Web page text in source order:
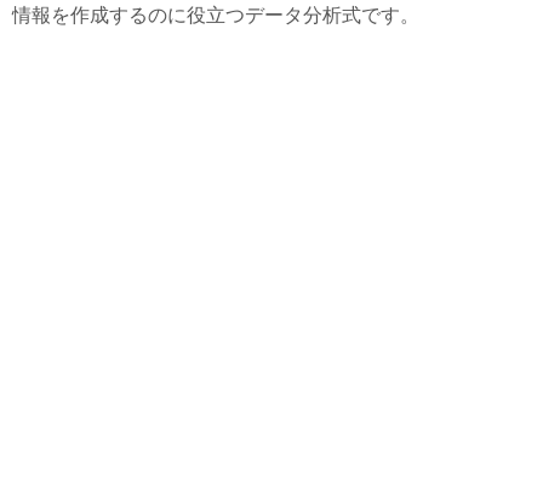
情報を作成するのに役立つデータ分析式です。